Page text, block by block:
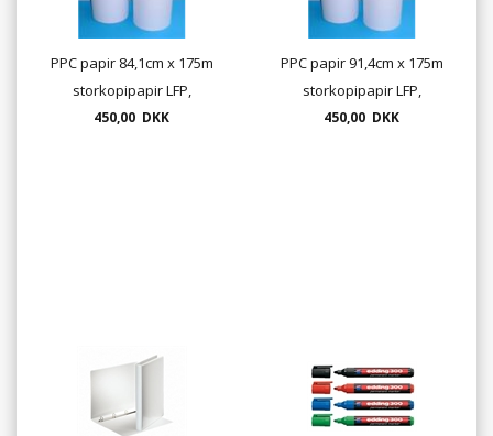
PPC papir 84,1cm x 175m
storkopipapir LFP,
plotterpapir
450,00 DKK
PPC papir 91,4cm x 175m
storkopipapir LFP,
plotterpapir
450,00 DKK